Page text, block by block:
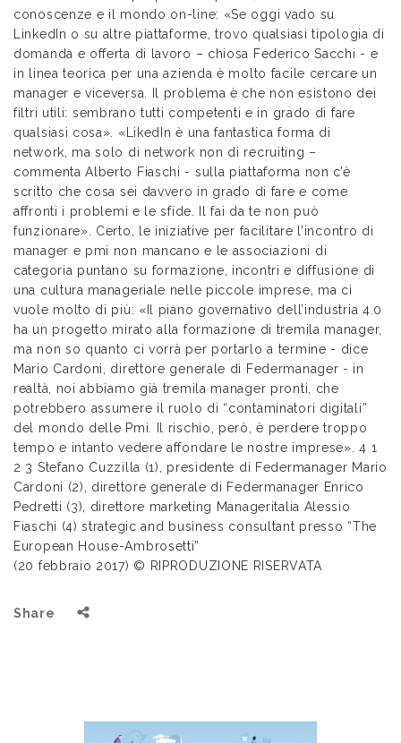
conoscenze e il mondo on-line: «Se oggi vado su
LinkedIn o su altre piattaforme, trovo qualsiasi tipologia di
domanda e offerta di lavoro – chiosa Federico Sacchi - e
in linea teorica per una azienda è molto facile cercare un
manager e viceversa. Il problema è che non esistono dei
filtri utili: sembrano tutti competenti e in grado di fare
qualsiasi cosa». «LikedIn è una fantastica forma di
network, ma solo di network non di recruiting –
commenta Alberto Fiaschi - sulla piattaforma non c’è
scritto che cosa sei davvero in grado di fare e come
affronti i problemi e le sfide. Il fai da te non può
funzionare». Certo, le iniziative per facilitare l’incontro di
manager e pmi non mancano e le associazioni di
categoria puntano su formazione, incontri e diffusione di
una cultura manageriale nelle piccole imprese, ma ci
vuole molto di più: «Il piano governativo dell’industria 4.0
ha un progetto mirato alla formazione di tremila manager,
ma non so quanto ci vorrà per portarlo a termine - dice
Mario Cardoni, direttore generale di Federmanager - in
realtà, noi abbiamo già tremila manager pronti, che
potrebbero assumere il ruolo di “contaminatori digitali”
del mondo delle Pmi. Il rischio, però, è perdere troppo
tempo e intanto vedere affondare le nostre imprese». 4 1
2 3 Stefano Cuzzilla (1), presidente di Federmanager Mario
Cardoni (2), direttore generale di Federmanager Enrico
Pedretti (3), direttore marketing Manageritalia Alessio
Fiaschi (4) strategic and business consultant presso “The
European House-Ambrosetti”
(20 febbraio 2017) © RIPRODUZIONE RISERVATA
Share